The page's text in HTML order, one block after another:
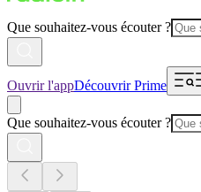
Que souhaitez-vous écouter ?
Ouvrir l'appDécouvrir Prime
Que souhaitez-vous écouter ?